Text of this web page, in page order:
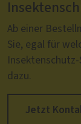
Ab einer
Sie, egal für
dazu.
Jetzt